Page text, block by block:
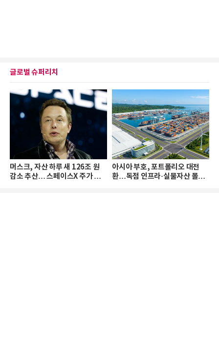
글로벌 슈퍼리치
머스크, 자산 하루 새 126조 원
감소 추산… 스페이스X 주가 하
아시아 부호, 포트폴리오 대전
환…독점 인프라·실물자산 몰린